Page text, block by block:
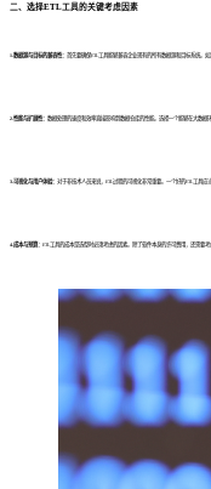
二、 选择ETL工具的关键考虑因素
1.数据源与目标的兼容性： 首先要确保ETL工具能够兼容企业现有的所有数据源和目标系统。
2.性能与扩展性： 数据处理的速度和效率直接影响到数据仓库的性能。选择一个能够在大数据
3.可视化与用户体验： 对于非技术人员来说，ETL过程的可视化非常重要。一个好的ETL工具应
4.成本与预算： ETL工具的成本是选型时必须考虑的因素。除了软件本身的许可费用，还需要